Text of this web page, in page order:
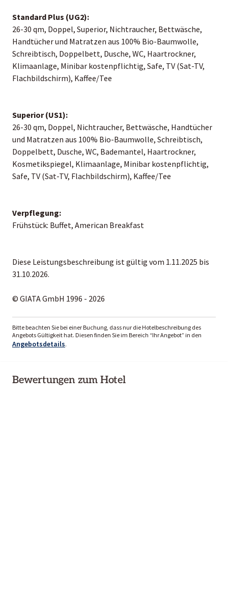
Standard Plus (UG2):
26-30 qm, Doppel, Superior, Nichtraucher, Bettwäsche,
Handtücher und Matratzen aus 100% Bio-Baumwolle,
Schreibtisch, Doppelbett, Dusche, WC, Haartrockner,
Klimaanlage, Minibar kostenpflichtig, Safe, TV (Sat-TV,
Flachbildschirm), Kaffee/Tee
Superior (US1):
26-30 qm, Doppel, Nichtraucher, Bettwäsche, Handtücher
und Matratzen aus 100% Bio-Baumwolle, Schreibtisch,
Doppelbett, Dusche, WC, Bademantel, Haartrockner,
Kosmetikspiegel, Klimaanlage, Minibar kostenpflichtig,
Safe, TV (Sat-TV, Flachbildschirm), Kaffee/Tee
Verpflegung:
Frühstück: Buffet, American Breakfast
Diese Leistungsbeschreibung ist gültig vom 1.11.2025 bis
31.10.2026.
© GIATA GmbH 1996 - 2026
Bitte beachten Sie bei einer Buchung, dass nur die Hotelbeschreibung des
Angebots Gültigkeit hat. Diesen finden Sie im Bereich “Ihr Angebot” in den
Angebotsdetails.
Bewertungen zum Hotel